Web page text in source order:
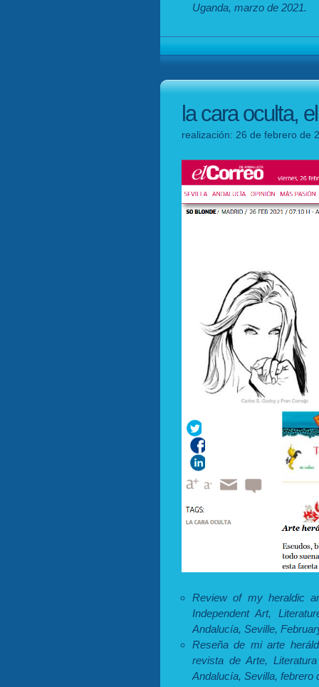
Uganda, marzo de 2021.
la cara oculta,
realización: 26 de febrero de
Review of my heraldic
Independent Art,
Andalucía, Seville,
Reseña de mi arte
revista de Arte,
Andalucía, Sevilla, febrero